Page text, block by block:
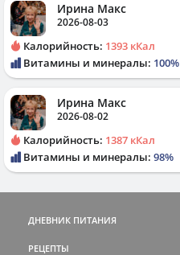
Ирина Макс
2026-08-03
Калорийность: 1393 кКал
Витамины и минералы: 100%
Ирина Макс
2026-08-02
Калорийность: 1387 кКал
Витамины и минералы: 98%
ДНЕВНИК ПИТАНИЯ
РЕЦЕПТЫ